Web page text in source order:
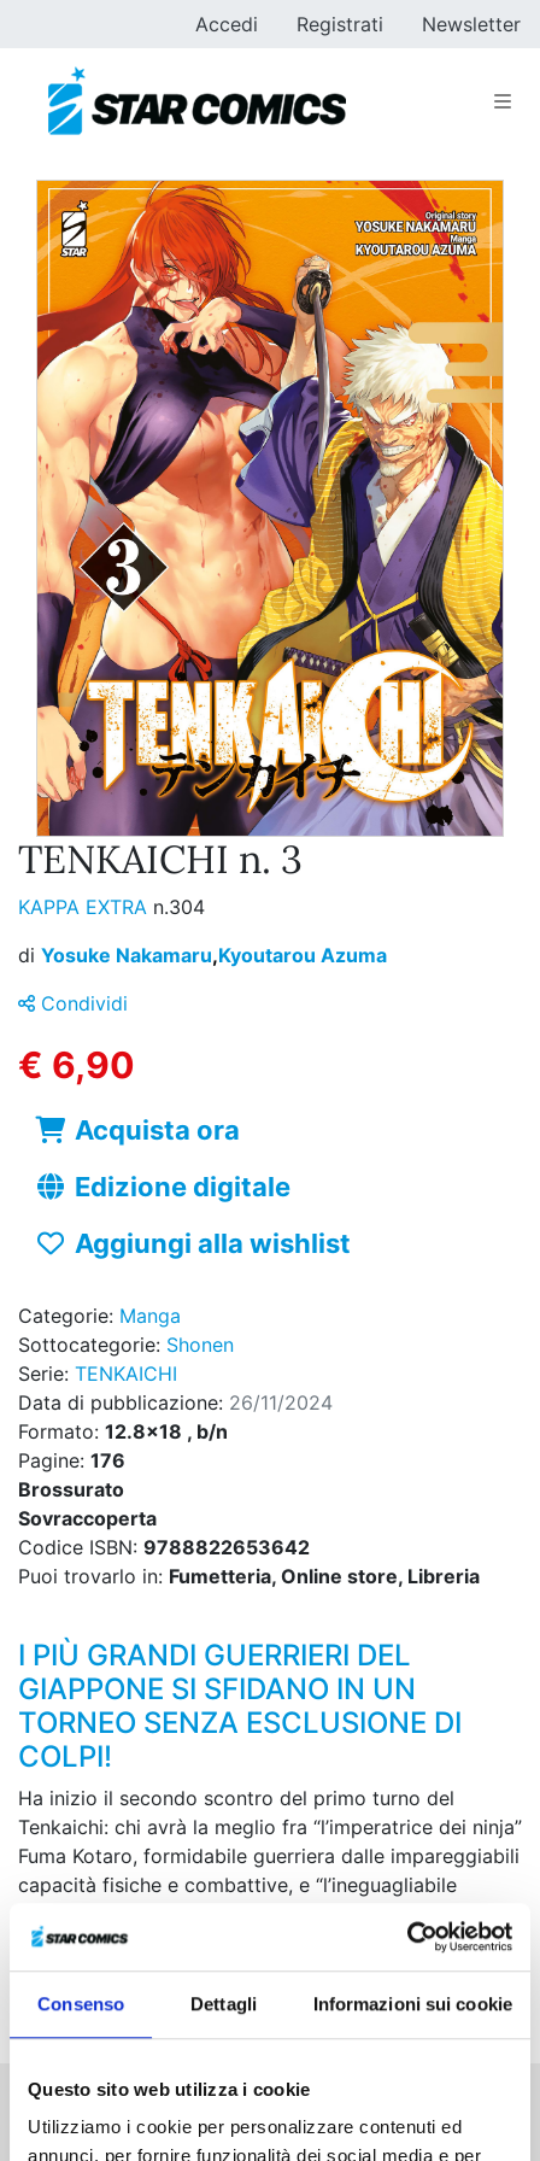
Consenso Dettagli Informazioni sui cookie
Questo sito web utilizza i cookie
Utilizziamo i cookie per personalizzare contenuti ed
annunci, per fornire funzionalità dei social media e per
Accedi Registrati Newsletter
TENKAICHI n. 3
KAPPA EXTRA n.304
di Yosuke Nakamaru,Kyoutarou Azuma
Condividi
€ 6,90
Acquista ora
Edizione digitale
Aggiungi alla wishlist
Categorie: Manga
Sottocategorie: Shonen
Serie: TENKAICHI
Data di pubblicazione: 26/11/2024
Formato: 12.8x18 , b/n
Pagine: 176
Brossurato
Sovraccoperta
Codice ISBN: 9788822653642
Puoi trovarlo in: Fumetteria, Online store, Libreria
I PIÙ GRANDI GUERRIERI DEL
GIAPPONE SI SFIDANO IN UN
TORNEO SENZA ESCLUSIONE DI
COLPI!
Ha inizio il secondo scontro del primo turno del
Tenkaichi: chi avrà la meglio fra “l’imperatrice dei ninja”
Fuma Kotaro, formidabile guerriera dalle impareggiabili
capacità fisiche e combattive, e “l’ineguagliabile
potere che sembra trascendere le umane conoscenze?
Uno spettacolo mozzafiato sta per schiudersi sotto
l’avido sguardo dello scellerato sovrano demoniaco!
Altri volumi della serie